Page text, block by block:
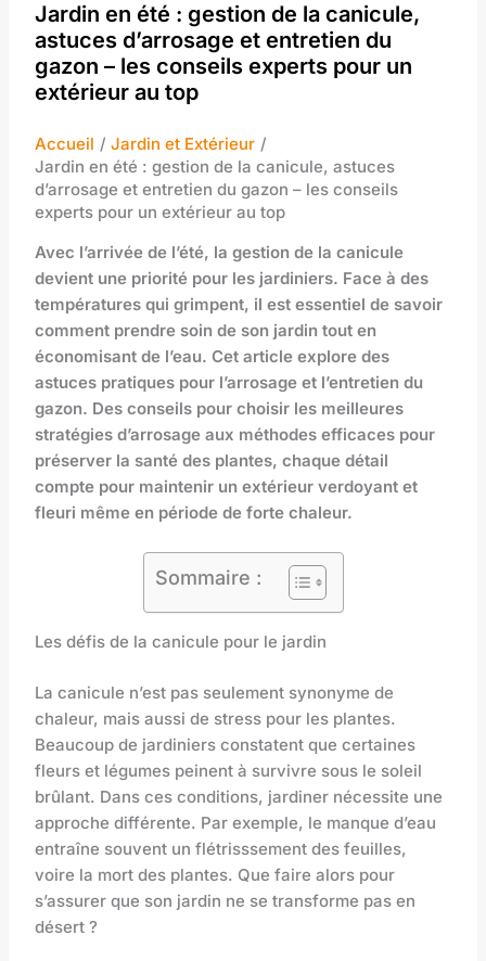
Jardin en été : gestion de la canicule,
astuces d’arrosage et entretien du
gazon – les conseils experts pour un
extérieur au top
Accueil
Jardin et Extérieur
Jardin en été : gestion de la canicule, astuces
d’arrosage et entretien du gazon – les conseils
experts pour un extérieur au top
Avec l’arrivée de l’été, la gestion de la canicule
devient une priorité pour les jardiniers. Face à des
températures qui grimpent, il est essentiel de savoir
comment prendre soin de son jardin tout en
économisant de l’eau. Cet article explore des
astuces pratiques pour l’arrosage et l’entretien du
gazon. Des conseils pour choisir les meilleures
stratégies d’arrosage aux méthodes efficaces pour
préserver la santé des plantes, chaque détail
compte pour maintenir un extérieur verdoyant et
fleuri même en période de forte chaleur.
Sommaire :
Les défis de la canicule pour le jardin
La canicule n’est pas seulement synonyme de
chaleur, mais aussi de stress pour les plantes.
Beaucoup de jardiniers constatent que certaines
fleurs et légumes peinent à survivre sous le soleil
brûlant. Dans ces conditions, jardiner nécessite une
approche différente. Par exemple, le manque d’eau
entraîne souvent un flétrisssement des feuilles,
voire la mort des plantes. Que faire alors pour
s’assurer que son jardin ne se transforme pas en
désert ?